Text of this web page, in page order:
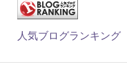
人気ブログランキング